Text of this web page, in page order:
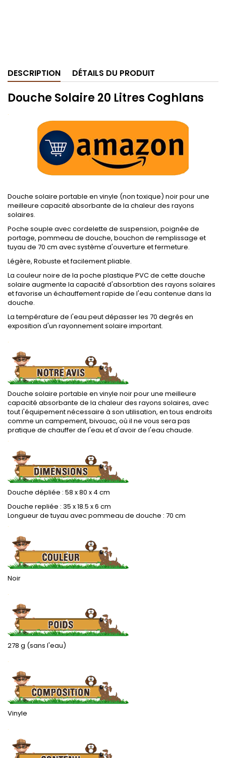
DESCRIPTION DÉTAILS DU PRODUIT
Douche Solaire 20 Litres Coghlans
.
Douche solaire portable en vinyle (non toxique) noir pour une
meilleure capacité absorbante de la chaleur des rayons
solaires.
Poche souple avec cordelette de suspension, poignée de
portage, pommeau de douche, bouchon de remplissage et
tuyau de 70 cm avec système d'ouverture et fermeture.
Légère, Robuste et facilement pliable.
La couleur noire de la poche plastique PVC de cette douche
solaire augmente la capacité d'absorbtion des rayons solaires
et favorise un échauffement rapide de l'eau contenue dans la
douche.
La température de l'eau peut dépasser les 70 degrés en
exposition d'un rayonnement solaire important.
.
Douche solaire portable en vinyle noir pour une meilleure
capacité absorbante de la chaleur des rayons solaires, avec
tout l'équipement nécessaire à son utilisation, en tous endroits
comme un campement, bivouac, où il ne vous sera pas
pratique de chauffer de l'eau et d'avoir de l'eau chaude.
.
Douche dépliée : 58 x 80 x 4 cm
Douche repliée : 35 x 18.5 x 6 cm
Longueur de tuyau avec pommeau de douche : 70 cm
.
Noir
.
278 g (sans l'eau)
.
Vinyle
.